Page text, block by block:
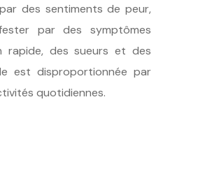
des sentiments de peur,
par des symptômes
rapide, des sueurs et des
est disproportionnée par
quotidiennes.